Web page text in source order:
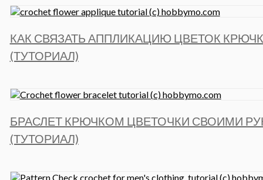
КАК СВЯЗАТЬ АППЛИКАЦИЮ ЦВЕТОК
(ТУТОРИАЛ)
БРАСЛЕТ КРЮЧКОМ ЦВЕТОЧКИ СВОИМИ
(ТУТОРИАЛ)